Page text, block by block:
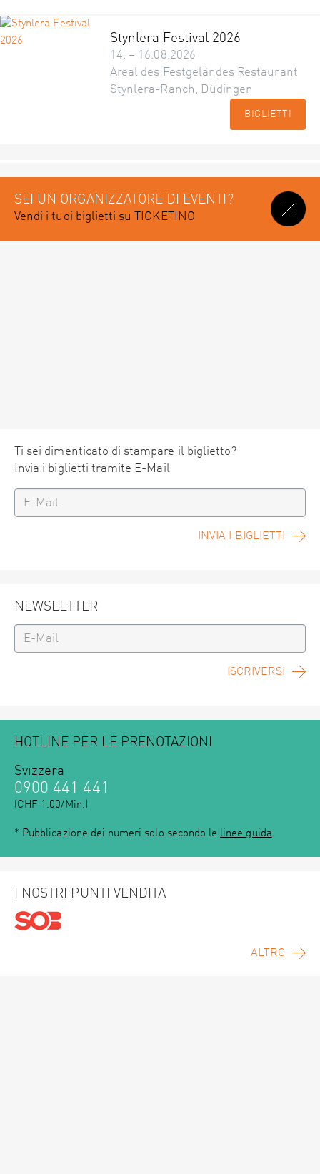
Stynlera Festival 2026
14. – 16.08.2026
Areal des Festgeländes Restaurant
Stynlera-Ranch, Düdingen
BIGLIETTI
SEI UN ORGANIZZATORE DI EVENTI?
Vendi i tuoi biglietti su TICKETINO
Ti sei dimenticato di stampare il biglietto?
Invia i biglietti tramite E-Mail
INVIA I BIGLIETTI
NEWSLETTER
ISCRIVERSI
HOTLINE PER LE PRENOTAZIONI
Svizzera
0900 441 441
(CHF 1.00/Min.)
* Pubblicazione dei numeri solo secondo le linee guida.
I NOSTRI PUNTI VENDITA
ALTRO